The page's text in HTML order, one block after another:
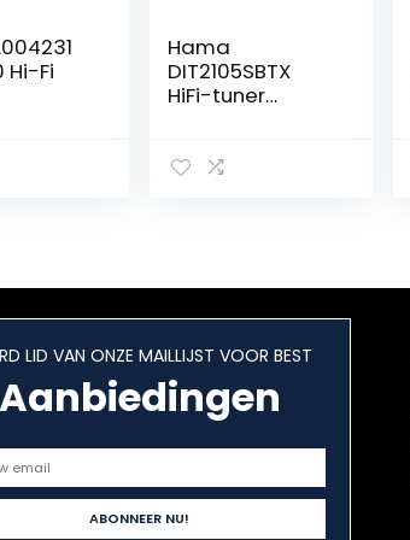
Hi-Fi
–
Hama
DIT2105SBTX
HiFi-tuner
bluetooth, met
ontvanger,
Spotify/Amazon
afstandsbedien
ing, USB/AUX,
wekker, zwart
LID VAN ONZE MAILLIJST VOOR BEST
Aanbiedingen